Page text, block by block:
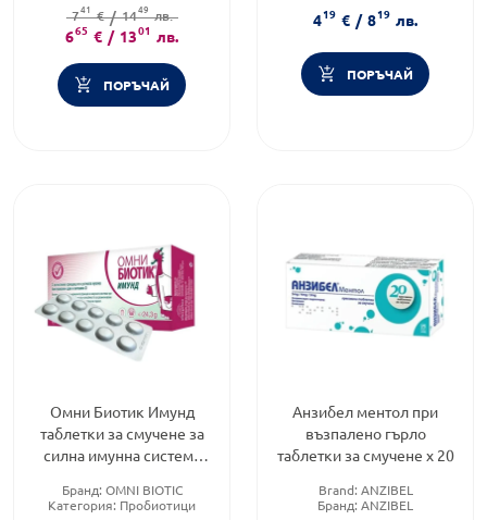
възрастни/деца
Форма на продукта: таблетки
741 € / 1449лв.
665 € / 1301 лв.
ПОРЪЧАЙ
419 € / 819 лв.
ПОРЪЧАЙ
Омни Биотик Имунд
таблетки за смучене за
силна имунна система
Бранд: OMNI BIOTIC
Категория: Пробиотици
Анзибел ментол при
възпалено гърло
таблетки за смучене х 20
Brand: ANZIBEL
Бранд: ANZIBEL